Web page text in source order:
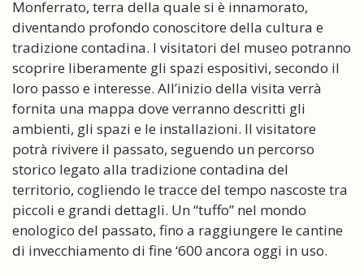
Monferrato, terra della quale si è innamorato,
diventando profondo conoscitore della cultura e
tradizione contadina. I visitatori del museo potranno
scoprire liberamente gli spazi espositivi, secondo il
loro passo e interesse. All’inizio della visita verrà
fornita una mappa dove verranno descritti gli
ambienti, gli spazi e le installazioni. Il visitatore
potrà rivivere il passato, seguendo un percorso
storico legato alla tradizione contadina del
territorio, cogliendo le tracce del tempo nascoste tra
piccoli e grandi dettagli. Un “tuffo” nel mondo
enologico del passato, fino a raggiungere le cantine
di invecchiamento di fine ‘600 ancora oggi in uso.